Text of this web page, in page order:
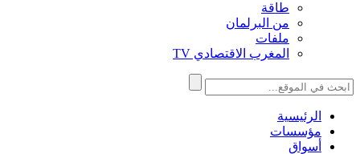
طاقة
من البرلمان
ملفات
المغرب الاقتصادي TV
الرئيسية
مؤسسات
أسواق